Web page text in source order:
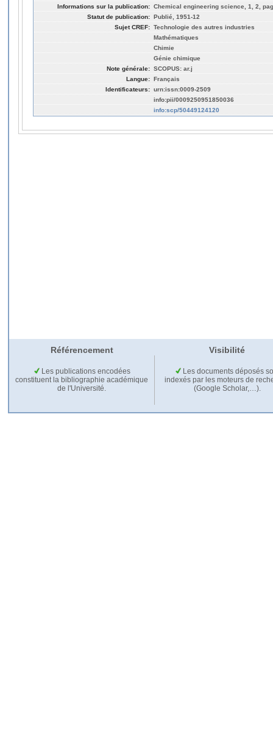
Informations sur la publication: Chemical engineering science, 1, 2,
Statut de publication: Publié, 1951-12
Sujet CREF: Technologie des autres industries
Mathématiques
Chimie
Génie chimique
Note générale: SCOPUS: ar.j
Langue: Français
Identificateurs: urn:issn:0009-2509
info:pii/0009250951850036
info:scp/50449124120
Référencement Visibilité
Les publications encodées
constituent la bibliographie académique
de l'Université.
Les documents déposés
indexés par les moteurs de
(Google Scholar,…).